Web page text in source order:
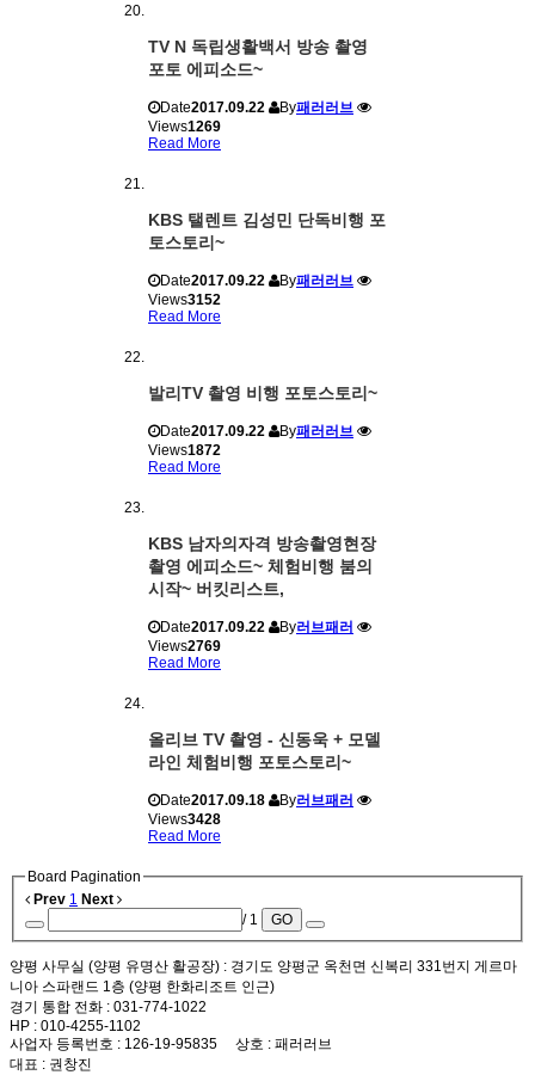
TV N 독립생활백서 방송 촬영
포토 에피소드~
Date2017.09.22 By패러러브
Views1269
Read More
KBS 탤렌트 김성민 단독비행 포
토스토리~
Date2017.09.22 By패러러브
Views3152
Read More
발리TV 촬영 비행 포토스토리~
Date2017.09.22 By패러러브
Views1872
Read More
KBS 남자의자격 방송촬영현장
촬영 에피소드~ 체험비행 붐의
시작~ 버킷리스트,
Date2017.09.22 By러브패러
Views2769
Read More
올리브 TV 촬영 - 신동욱 + 모델
라인 체험비행 포토스토리~
Date2017.09.18 By러브패러
Views3428
Read More
Board Pagination
Prev 1 Next
/ 1
GO
양평 사무실 (양평 유명산 활공장) : 경기도 양평군 옥천면 신복리 331번지 게르마
니아 스파랜드 1층 (양평 한화리조트 인근)
경기 통합 전화 : 031-774-1022
HP : 010-4255-1102
사업자 등록번호 : 126-19-95835 상호 : 패러러브
대표 : 권창진